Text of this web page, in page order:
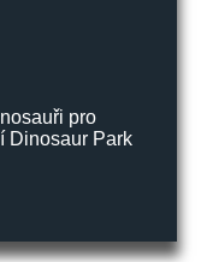
pro
Dinosaur Park